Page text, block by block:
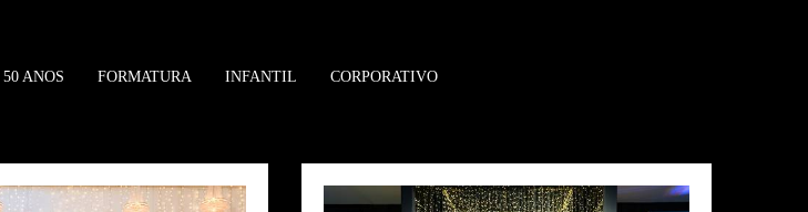
50 ANOS FORMATURA INFANTIL CORPORATIVO